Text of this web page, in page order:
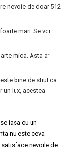
nevoie de doar 512
mari. Se vor
mica. Asta ar
bine de stiut ca
un lux, acestea
iasa cu un
nu este ceva
nevoile de